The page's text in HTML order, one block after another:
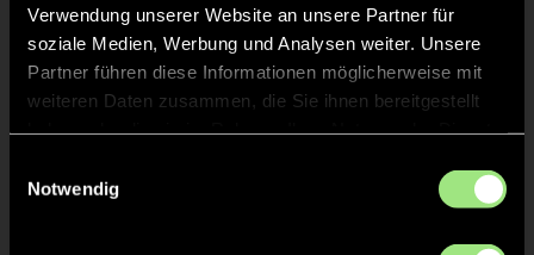
Verwendung unserer Website an unsere Partner für
soziale Medien, Werbung und Analysen weiter. Unsere
Partner führen diese Informationen möglicherweise mit
weiteren Daten zusammen, die Sie ihnen bereitgestellt
Notwendig